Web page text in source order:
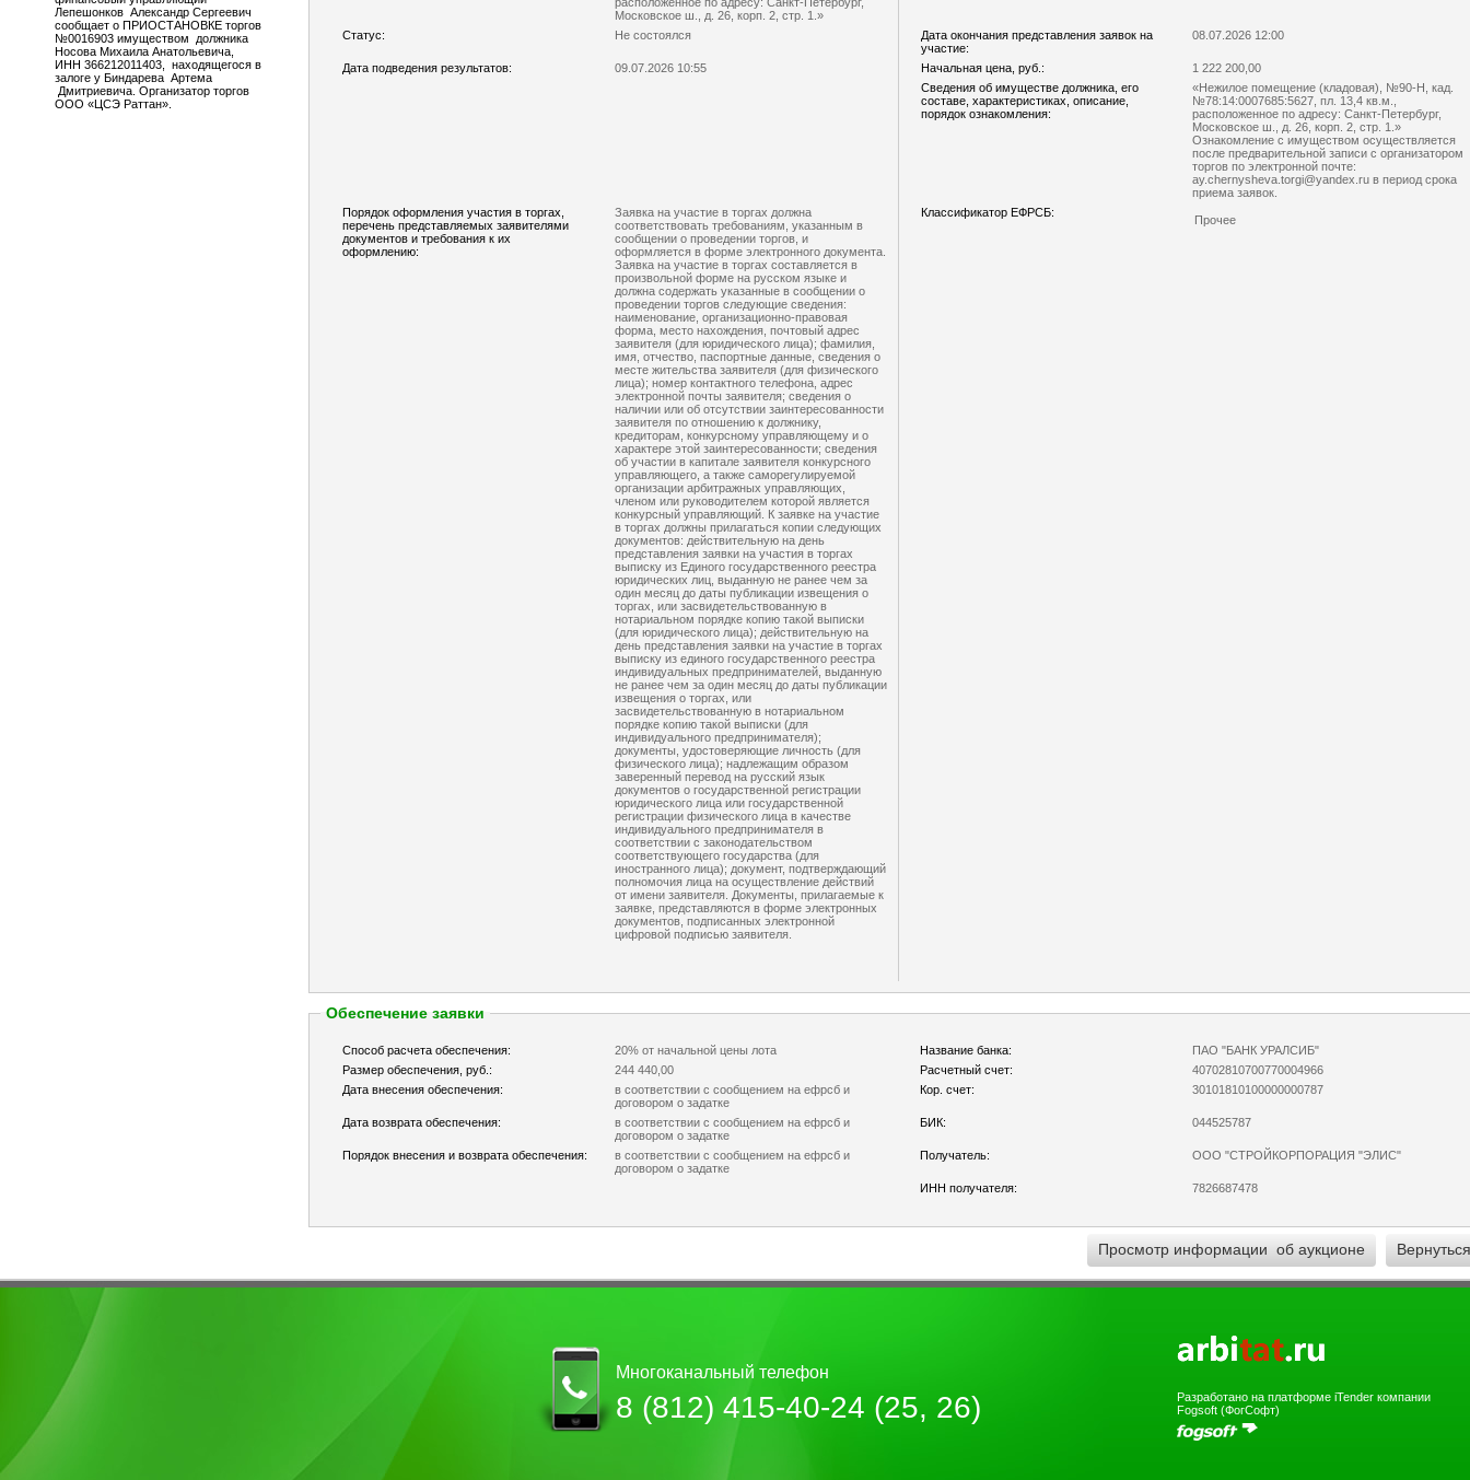
Лепешонков Александр Сергеевич
сообщает о ПРИОСТАНОВКЕ торгов
№0016903 имуществом должника
Носова Михаила Анатольевича,
ИНН 366212011403, находящегося в
залоге у Биндарева Артема
Дмитриевича. Организатор торгов
ООО «ЦСЭ Раттан».
Московское ш., д. 26, корп. 2, стр. 1.»
Статус: Не состоялся
Дата окончания представления заявок на
участие:
08.07.2026 12:00
Дата подведения результатов: 09.07.2026 10:55 Начальная цена, руб.:
1 222 200,00
Сведения об имуществе должника, его
составе, характеристиках, описание,
порядок ознакомления:
«Нежилое помещение (кладовая), №90-Н, кад.
№78:14:0007685:5627, пл. 13,4 кв.м.,
расположенное по адресу: Санкт-Петербург,
Московское ш., д. 26, корп. 2, стр. 1.»
Ознакомление с имуществом осуществляется
после предварительной записи с организатором
торгов по электронной почте:
ay.chernysheva.torgi@yandex.ru в период срока
приема заявок.
Порядок оформления участия в торгах,
перечень представляемых заявителями
документов и требования к их
оформлению:
Заявка на участие в торгах должна
соответствовать требованиям, указанным в
сообщении о проведении торгов, и
оформляется в форме электронного документа.
Заявка на участие в торгах составляется в
произвольной форме на русском языке и
должна содержать указанные в сообщении о
проведении торгов следующие сведения:
наименование, организационно-правовая
форма, место нахождения, почтовый адрес
заявителя (для юридического лица); фамилия,
имя, отчество, паспортные данные, сведения о
месте жительства заявителя (для физического
лица); номер контактного телефона, адрес
электронной почты заявителя; сведения о
наличии или об отсутствии заинтересованности
заявителя по отношению к должнику,
кредиторам, конкурсному управляющему и о
характере этой заинтересованности; сведения
об участии в капитале заявителя конкурсного
управляющего, а также саморегулируемой
организации арбитражных управляющих,
членом или руководителем которой является
конкурсный управляющий. К заявке на участие
в торгах должны прилагаться копии следующих
документов: действительную на день
представления заявки на участия в торгах
выписку из Единого государственного реестра
юридических лиц, выданную не ранее чем за
один месяц до даты публикации извещения о
торгах, или засвидетельствованную в
нотариальном порядке копию такой выписки
(для юридического лица); действительную на
день представления заявки на участие в торгах
выписку из единого государственного реестра
индивидуальных предпринимателей, выданную
не ранее чем за один месяц до даты публикации
извещения о торгах, или
засвидетельствованную в нотариальном
порядке копию такой выписки (для
индивидуального предпринимателя);
документы, удостоверяющие личность (для
физического лица); надлежащим образом
заверенный перевод на русский язык
документов о государственной регистрации
юридического лица или государственной
регистрации физического лица в качестве
индивидуального предпринимателя в
соответствии с законодательством
соответствующего государства (для
иностранного лица); документ, подтверждающий
полномочия лица на осуществление действий
от имени заявителя. Документы, прилагаемые к
заявке, представляются в форме электронных
документов, подписанных электронной
цифровой подписью заявителя.
Классификатор ЕФРСБ:
Прочее
Обеспечение заявки
Способ расчета обеспечения: 20% от начальной цены лота Название банка:
ПАО "БАНК УРАЛСИБ"
Размер обеспечения, руб.:
244 440,00 Расчетный счет:
40702810700770004966
Дата внесения обеспечения:
в соответствии с сообщением на ефрсб и
договором о задатке
Кор. счет: 30101810100000000787
Дата возврата обеспечения:
в соответствии с сообщением на ефрсб и
договором о задатке
БИК: 044525787
Порядок внесения и возврата обеспечения:
в соответствии с сообщением на ефрсб и
договором о задатке
Получатель: ООО "СТРОЙКОРПОРАЦИЯ "ЭЛИС"
ИНН получателя: 7826687478
Многоканальный телефон
8 (812) 415-40-24 (25, 26)
Разработано на платформе iTender компании
Fogsoft (ФогСофт)